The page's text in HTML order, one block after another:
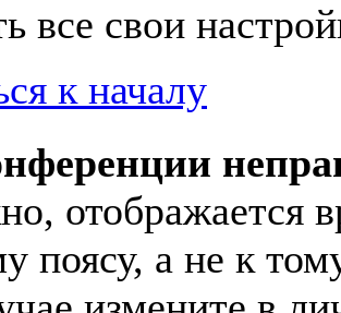
все свои
к началу
отображается
поясу, а не к